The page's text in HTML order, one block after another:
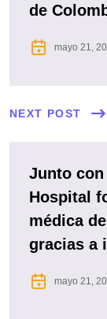
de
mayo 21,
NEXT POST
Junto con
Hospital
médica
gracias a
mayo 21,